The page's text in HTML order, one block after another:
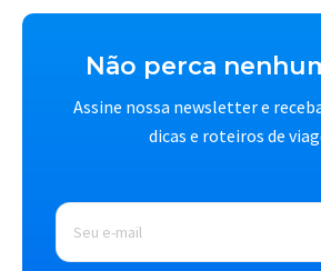
Não perca
Assine nossa newsletter e
dicas e roteiros de
E-
mail *